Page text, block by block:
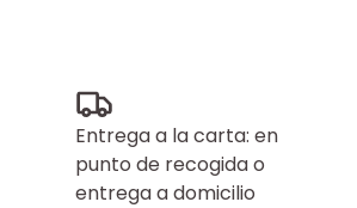
Entrega a la carta: en
punto de recogida o
entrega a domicilio